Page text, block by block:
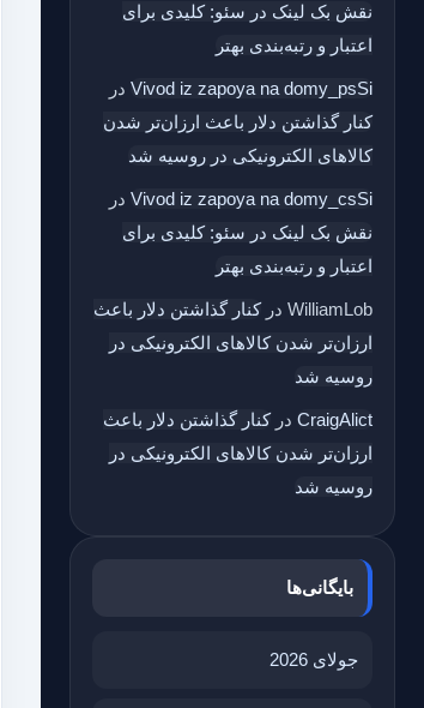
نقش بک‌ لینک در سئو: کلیدی برای
اعتبار و رتبه‌بندی بهتر
Vivod iz zapoya na domy_psSi در
کنار گذاشتن دلار باعث ارزان‌تر شدن
کالاهای الکترونیکی در روسیه شد
Vivod iz zapoya na domy_csSi در
نقش بک‌ لینک در سئو: کلیدی برای
اعتبار و رتبه‌بندی بهتر
WilliamLob درکنار گذاشتن دلار باعث
ارزان‌تر شدن کالاهای الکترونیکی در
روسیه شد
CraigAlict درکنار گذاشتن دلار باعث
ارزان‌تر شدن کالاهای الکترونیکی در
روسیه شد
بایگانی‌ها
جولای 2026